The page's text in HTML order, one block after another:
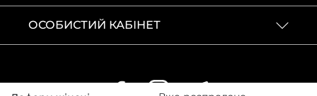
ОСОБИСТИЙ КАБІНЕТ